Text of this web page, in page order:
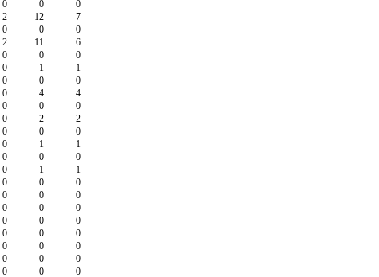
0 0
0
2 12
7
0 0
0
2 11
6
0 0
0
0 1
1
0 0
0
0 4
4
0 0
0
0 2
2
0 0
0
0 1
1
0 0
0
0 1
1
0 0
0
0 0
0
0 0
0
0 0
0
0 0
0
0 0
0
0 0
0
0 0
0